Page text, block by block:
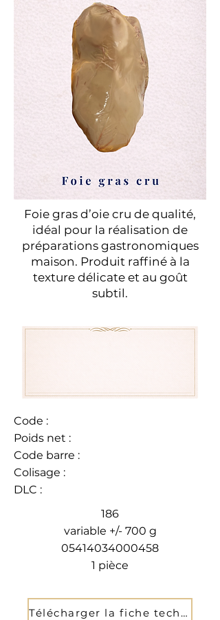
Foie gras d’oie cru de qualité,
idéal pour la réalisation de
préparations gastronomiques
maison. Produit raffiné à la
texture délicate et au goût
subtil.
Code :
Poids net :
Code barre :
Colisage :
DLC :
186
variable +/- 700 g
05414034000458
1 pièce
Télécharger la fiche technique